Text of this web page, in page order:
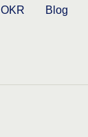
OKR Blog